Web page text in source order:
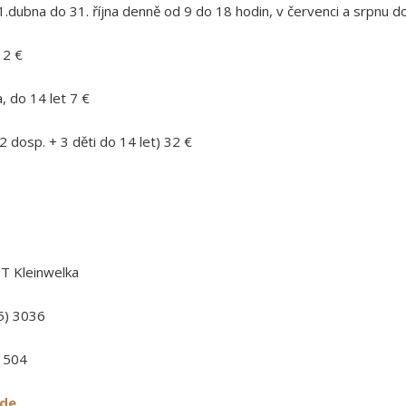
do 31. října denně od 9 do 18 hodin, v červenci a srpnu
€
do 14 let 7 €
dosp. + 3 děti do 14 let) 32 €
Kleinwelka
3036